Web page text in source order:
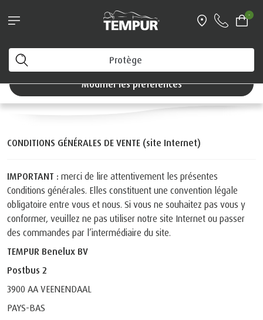
-
pouvez modifier vos préférences à tout moment.
Modifier les préférences
CONDITIONS GÉNÉRALES
DE VENTE (site Internet)
CONDITIONS GÉNÉRALES DE VENTE (site Internet)
IMPORTANT : merci de lire attentivement les présentes
Conditions générales. Elles constituent une convention légale
obligatoire entre vous et nous. Si vous ne souhaitez pas vous y
conformer, veuillez ne pas utiliser notre site Internet ou passer
des commandes par l’intermédiaire du site.
TEMPUR Benelux BV
Postbus 2
3900 AA VEENENDAAL
PAYS-BAS